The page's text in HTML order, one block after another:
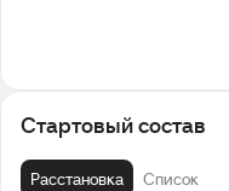
Стартовый состав
Расстановка Список